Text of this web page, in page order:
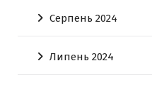
Серпень 2024
Липень 2024